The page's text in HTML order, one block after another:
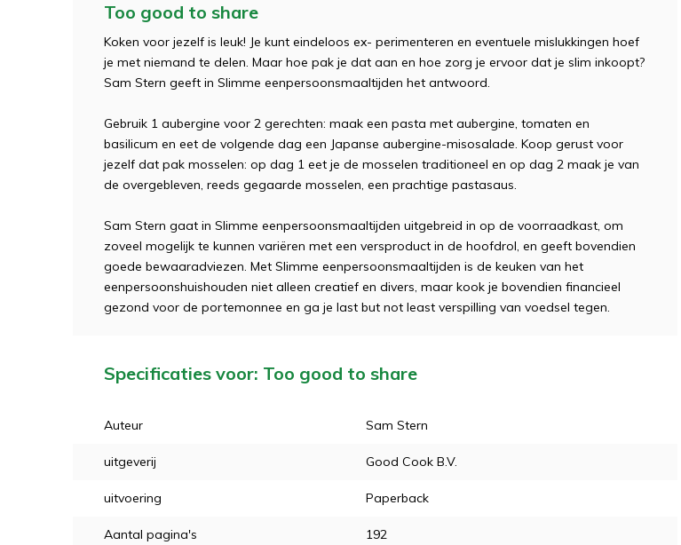
Too good to share
Koken voor jezelf is leuk! Je kunt eindeloos ex- perimenteren en eventuele mislukkingen hoef
je met niemand te delen. Maar hoe pak je dat aan en hoe zorg je ervoor dat je slim inkoopt?
Sam Stern geeft in Slimme eenpersoonsmaaltijden het antwoord.
Gebruik 1 aubergine voor 2 gerechten: maak een pasta met aubergine, tomaten en
basilicum en eet de volgende dag een Japanse aubergine-misosalade. Koop gerust voor
jezelf dat pak mosselen: op dag 1 eet je de mosselen traditioneel en op dag 2 maak je van
de overgebleven, reeds gegaarde mosselen, een prachtige pastasaus.
Sam Stern gaat in Slimme eenpersoonsmaaltijden uitgebreid in op de voorraadkast, om
zoveel mogelijk te kunnen variëren met een versproduct in de hoofdrol, en geeft bovendien
goede bewaaradviezen. Met Slimme eenpersoonsmaaltijden is de keuken van het
eenpersoonshuishouden niet alleen creatief en divers, maar kook je bovendien financieel
gezond voor de portemonnee en ga je last but not least verspilling van voedsel tegen.
Specificaties voor: Too good to share
Auteur Sam Stern
uitgeverij Good Cook B.V.
uitvoering Paperback
Aantal pagina's 192